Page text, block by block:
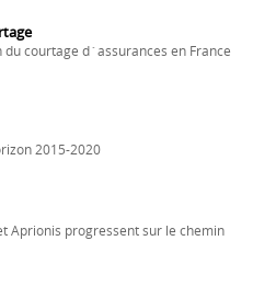
du courtage d´assurances en France
2015-2020
Aprionis progressent sur le chemin